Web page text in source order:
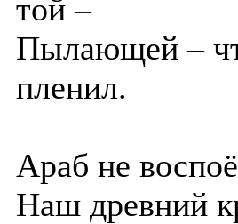
той –
Пылающей –
пленил.
Араб не
Наш древний